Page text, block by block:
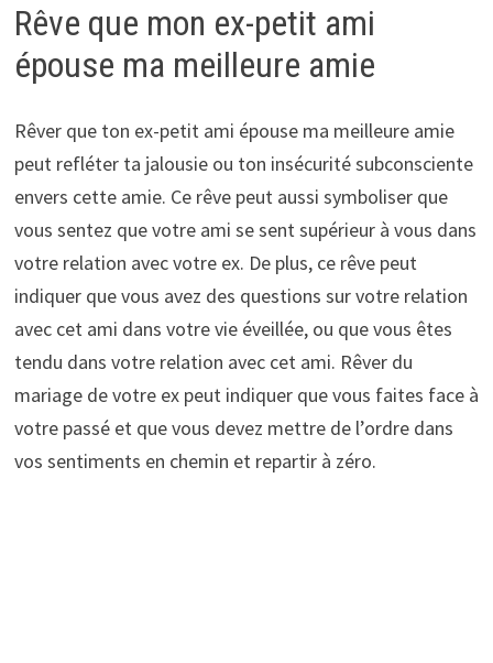
Rêve que mon ex-petit ami
épouse ma meilleure amie
Rêver que ton ex-petit ami épouse ma meilleure amie
peut refléter ta jalousie ou ton insécurité subconsciente
envers cette amie. Ce rêve peut aussi symboliser que
vous sentez que votre ami se sent supérieur à vous dans
votre relation avec votre ex. De plus, ce rêve peut
indiquer que vous avez des questions sur votre relation
avec cet ami dans votre vie éveillée, ou que vous êtes
tendu dans votre relation avec cet ami. Rêver du
mariage de votre ex peut indiquer que vous faites face à
votre passé et que vous devez mettre de l’ordre dans
vos sentiments en chemin et repartir à zéro.